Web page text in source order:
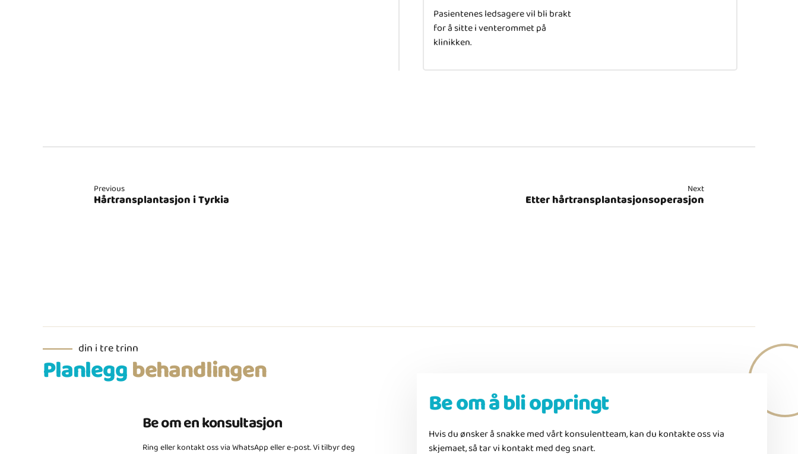
Pasientenes ledsagere vil bli brakt
for å sitte i venterommet på
klinikken.
Previous
Hårtransplantasjon i Tyrkia
Next
Etter hårtransplantasjonsoperasjon
din i tre trinn
Planleggbehandlingen
Be om en konsultasjon
Ring eller kontakt oss via WhatsApp eller e-post. Vi tilbyr deg
Be om å bli oppringt
Hvis du ønsker å snakke med vårt konsulentteam, kan du kontakte oss via
skjemaet, så tar vi kontakt med deg snart.